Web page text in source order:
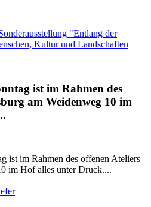
ist im Rahmen des
am Weidenweg 10 im